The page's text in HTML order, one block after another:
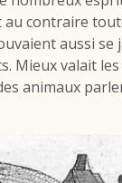
contraire
aussi
Mieux valait
animaux